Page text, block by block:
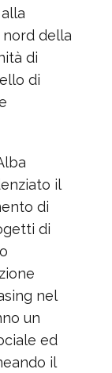
nord della
di
di
il
di
di
nel
un
ed
il